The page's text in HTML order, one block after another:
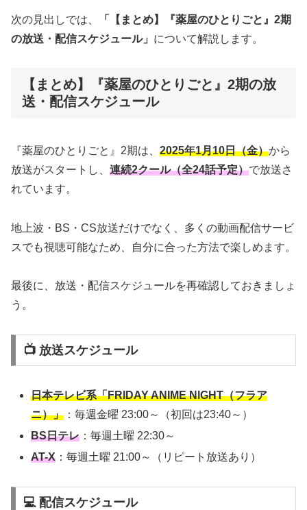
次の見出しでは、
「【まとめ】『薬屋のひとりごと』2期
の放送・配信スケジュール」 について解説します。
【まとめ】『薬屋のひとりごと』2期の放
送・配信スケジュール
『薬屋のひとりごと』2期は、 2025年1月10日（金）から
放送がスタートし、 連続2クール（全24話予定）で放送さ
れています。
地上波・BS・CS放送だけでなく、多くの動画配信サービ
スでも視聴可能なため、自分に合った方法で楽しめます。
最後に、放送・配信スケジュールを再確認しておきましょ
う。
📺 放送スケジュール
日本テレビ系「FRIDAY ANIME NIGHT（フラア
ニ）」 ：毎週金曜 23:00～（初回は23:40～）
BS日テレ ：毎週土曜 22:30～
AT-X ：毎週土曜 21:00～（リピート放送あり）
💻 配信スケジュール